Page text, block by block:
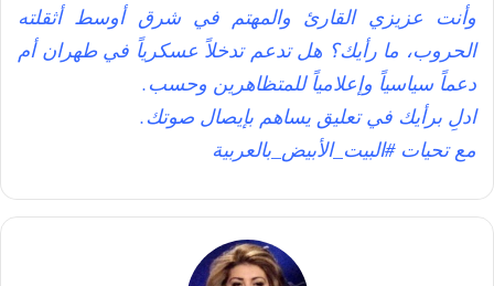
وأنت عزيزي القارئ والمهتم في شرق أوسط أثقلته
الحروب، ما رأيك؟ هل تدعم تدخلاً عسكرياً في طهران أم
دعماً سياسياً وإعلامياً للمتظاهرين وحسب.
ادلِ برأيك في تعليق يساهم بإيصال صوتك.
مع تحيات #البيت_الأبيض_بالعربية